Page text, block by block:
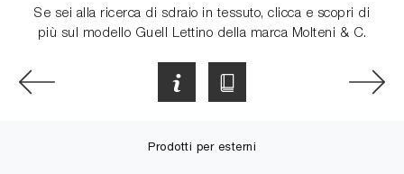
Se sei alla ricerca di sdraio in tessuto, clicca e scopri di
più sul modello Guell Lettino della marca Molteni & C.
Prodotti per esterni